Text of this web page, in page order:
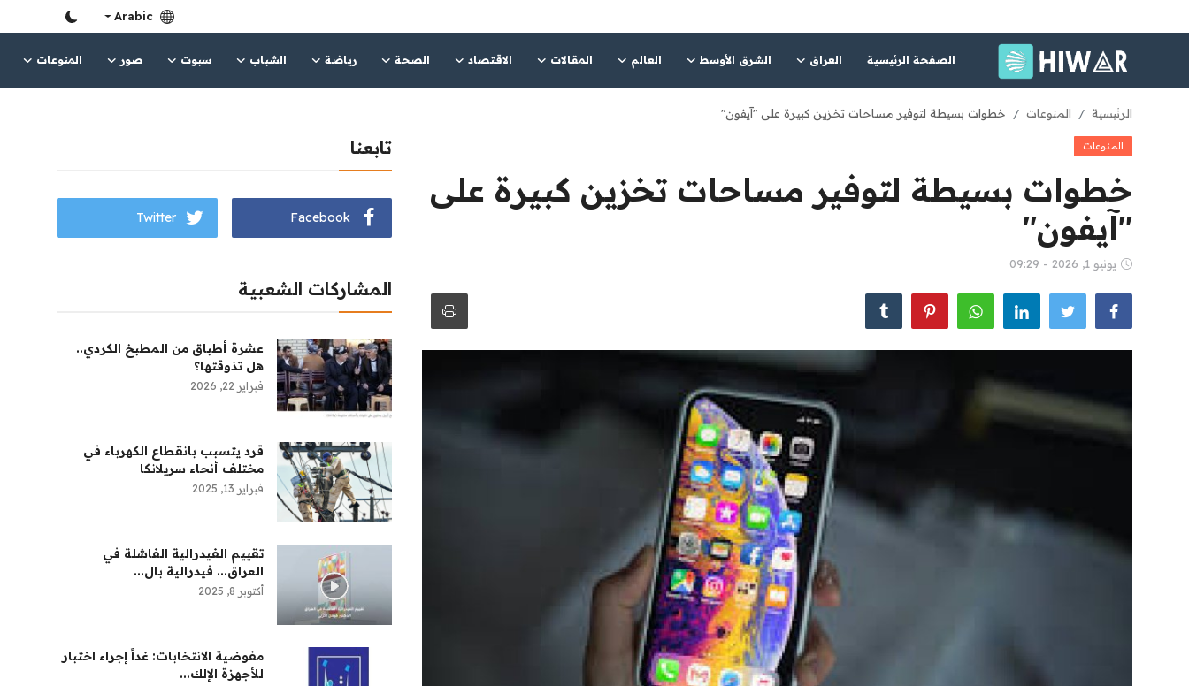
Arabic
الصفحة الرئيسية العراق الشرق الأوسط العالم المقالات الاقتصاد الصحة رياضة الشباب سبوت صور المنوعات
الصفحة الرئيسية
الشرق الأوسط
المقالات
الرئيسية المنوعات خطوات بسيطة لتوفير مساحات تخزين كبيرة على "آيفون"
المنوعات
خطوات بسيطة لتوفير مساحات تخزين كبيرة على
"آيفون"
يونيو 1, 2026 - 09:29
تابعنا
Facebook
Twitter
المشاركات الشعبية
عشرة أطباق من المطبخ الكردي..
هل تذوقتها؟
فبراير 22, 2026
قرد يتسبب بانقطاع الكهرباء في
مختلف أنحاء سريلانكا
فبراير 13, 2025
تقييم الفيدرالية الفاشلة في
العراق... فيدرالية بال...
أكتوبر 8, 2025
مفوضية الانتخابات: غداً إجراء اختبار
للأجهزة الإلك...